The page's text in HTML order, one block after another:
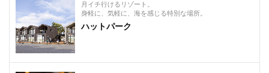
月イチ行けるリゾート。
身軽に、気軽に、海を感じる特別な場所。
ハットパーク